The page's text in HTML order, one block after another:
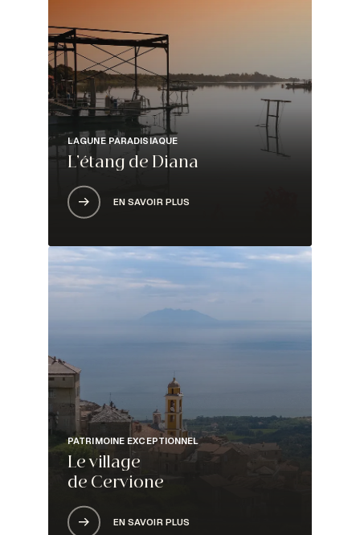
LAGUNE PARADISIAQUE
L’étang de Diana
EN SAVOIR PLUS
PATRIMOINE EXCEPTIONNEL
Le village
de Cervione
EN SAVOIR PLUS